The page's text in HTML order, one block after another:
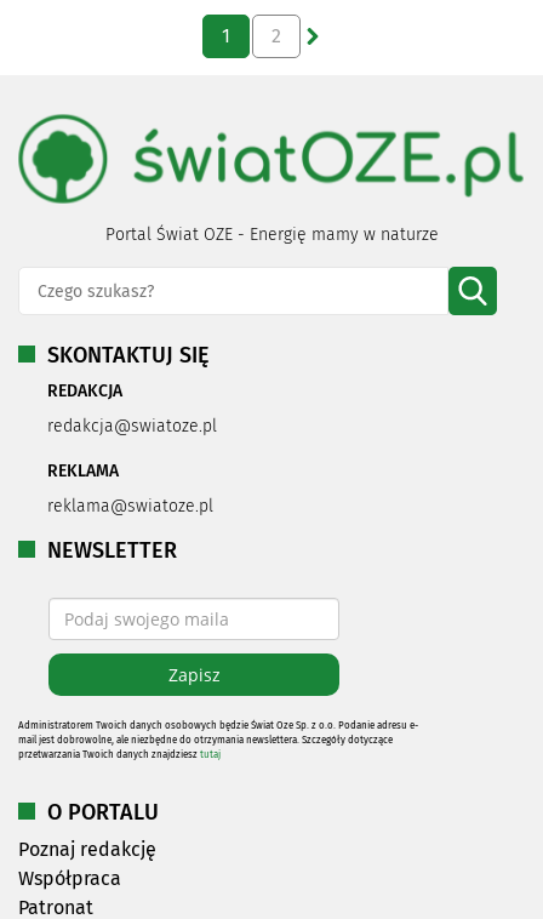
1 2
Portal Świat OZE - Energię mamy w naturze
SKONTAKTUJ SIĘ
REDAKCJA
redakcja@swiatoze.pl
REKLAMA
reklama@swiatoze.pl
NEWSLETTER
Administratorem Twoich danych osobowych będzie Świat Oze Sp. z o.o. Podanie adresu e-
mail jest dobrowolne, ale niezbędne do otrzymania newslettera. Szczegóły dotyczące
przetwarzania Twoich danych znajdziesz tutaj
O PORTALU
Poznaj redakcję
Współpraca
Patronat